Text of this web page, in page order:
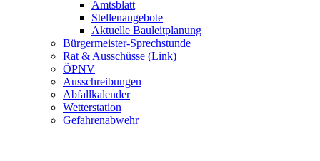
Amtsblatt
Stellenangebote
Aktuelle Bauleitplanung
Bürgermeister-Sprechstunde
Rat & Ausschüsse (Link)
ÖPNV
Ausschreibungen
Abfallkalender
Wetterstation
Gefahrenabwehr